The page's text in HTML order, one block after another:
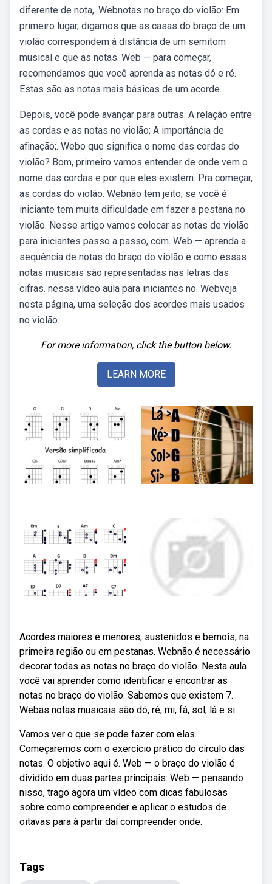
diferente de nota,. Webnotas no braço do violão: Em
primeiro lugar, digamos que as casas do braço de um
violão correspondem à distância de um semitom
musical e que as notas. Web — para começar,
recomendamos que você aprenda as notas dó e ré.
Estas são as notas mais básicas de um acorde.
Depois, você pode avançar para outras. A relação entre
as cordas e as notas no violão; A importância de
afinação;. Webo que significa o nome das cordas do
violão? Bom, primeiro vamos entender de onde vem o
nome das cordas e por que eles existem. Pra começar,
as cordas do violão. Webnão tem jeito, se você é
iniciante tem muita dificuldade em fazer a pestana no
violão. Nesse artigo vamos colocar as notas de violão
para iniciantes passo a passo, com. Web — aprenda a
sequência de notas do braço do violão e como essas
notas musicais são representadas nas letras das
cifras. nessa vídeo aula para iniciantes no. Webveja
nesta página, uma seleção dos acordes mais usados
no violão.
For more information, click the button below.
LEARN MORE
Acordes maiores e menores, sustenidos e bemois, na
primeira região ou em pestanas. Webnão é necessário
decorar todas as notas no braço do violão. Nesta aula
você vai aprender como identificar e encontrar as
notas no braço do violão. Sabemos que existem 7.
Webas notas musicais são dó, ré, mi, fá, sol, lá e si.
Vamos ver o que se pode fazer com elas.
Começaremos com o exercício prático do círculo das
notas. O objetivo aqui é. Web — o braço do violão é
dividido em duas partes principais: Web — pensando
nisso, trago agora um vídeo com dicas fabulosas
sobre como compreender e aplicar o estudos de
oitavas para à partir daí compreender onde.
Tags